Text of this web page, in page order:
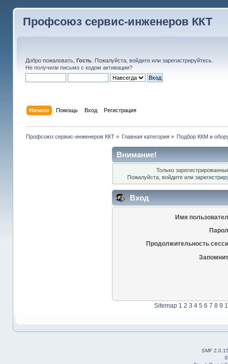
Профсоюз сервис-инженеров ККТ
Добро пожаловать, Гость. Пожалуйста, войдитеили зарегистрируйтесь.
Не получили письмо с кодом активации?
Начало Помощь Вход Регистрация
Профсоюз сервис-инженеров ККТ» Главная категория » Подбор ККМ и
Внимание!
Только
Пожалуйста, войдите или
Вход
Имя
Продолжительность
Sitemap 1 2 3 4 5 6 7 8 9
SMF